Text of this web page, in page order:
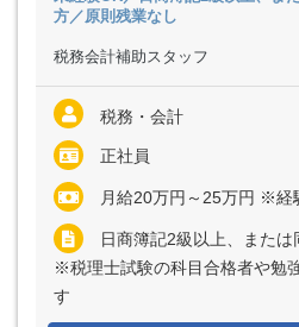
方／原則残業なし
税務会計補助スタッフ
税務・会計
正社員
月給20万円～25万円 ※経験・能力など考慮の
日商簿記2級以上、また
※税理士試験の科目合格者や勉
す